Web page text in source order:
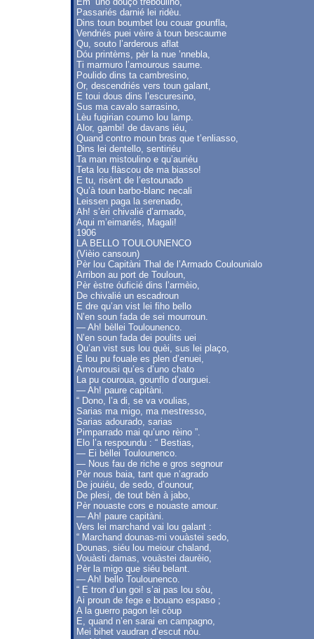
Passariés darnié lei ridèu.
Dins toun boumbet lou couar gounfla,
Vendriés puei vèire à toun bescaume
Qu, souto l’arderous aflat
Dóu printèms, pèr la nue ’nnebla,
Ti marmuro l’amourous saume.
Poulido dins ta cambresino,
Or, descendriés vers toun galant,
E toui dous dins l’escuresino,
Sus ma cavalo sarrasino,
Lèu fugirian coumo lou lamp.
Alor, gambi! de davans iéu,
Quand contro moun bras que t’enliasso,
Dins lei dentello, sentiriéu
Ta man mistoulino e qu’auriéu
Teta lou flàscou de ma biasso!
E tu, risènt de l’estounado
Qu’à toun barbo-blanc necali
Leissen paga la serenado,
Ah! s’èri chivalié d’armado,
Aqui m’eimariés, Magali!
1906
LA BELLO TOULOUNENCO
(Vièio cansoun)
Pèr lou Capitàni Thal de l’Armado Coulounialo
Arribon au port de Touloun,
Pèr èstre óuficié dins l’armèio,
De chivalié un escadroun
E dre qu’an vist lei fiho bello
N’en soun fada de sei mourroun.
— Ah! bèllei Toulounenco.
N’en soun fada dei poulits uei
Qu’an vist sus lou quèi, sus lei plaço,
E lou pu fouale es plen d’enuei,
Amourousi qu’es d’uno chato
La pu couroua, gounflo d’ourguei.
— Ah! paure capitàni.
“ Dono, l’a di, se va voulias,
Sarias ma migo, ma mestresso,
Sarias adourado, sarias
Pimparrado mai qu’uno rèino ”.
Elo l’a respoundu : “ Bestias,
— Ei bèllei Toulounenco.
— Nous fau de riche e gros segnour
Pèr nous baia, tant que n’agrado
De jouiéu, de sedo, d’ounour,
De plesi, de tout bèn à jabo,
Pèr nouaste cors e nouaste amour.
— Ah! paure capitàni.
Vers lei marchand vai lou galant :
“ Marchand dounas-mi vouàstei sedo,
Dounas, siéu lou meiour chaland,
Vouàsti damas, vouàstei daurèio,
Pèr la migo que siéu belant.
— Ah! bello Toulounenco.
“ E tron d’un goi! s’ai pas lou sòu,
Ai proun de fege e bouano espaso ;
A la guerro pagon lei còup
E, quand n’en sarai en campagno,
Mei bihet vaudran d’escut nòu.